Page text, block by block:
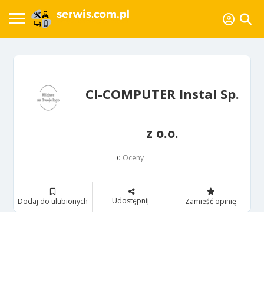
CI-COMPUTER Instal Sp.
z o.o.
0 Oceny
Dodaj do ulubionych Udostępnij Zamieść opinię